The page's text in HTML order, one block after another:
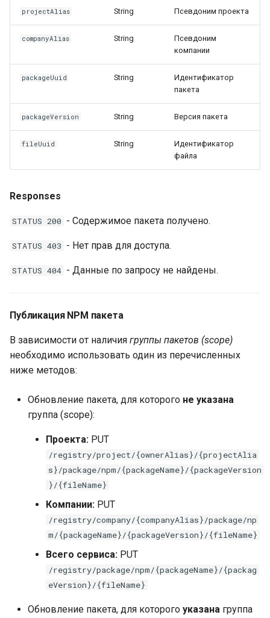
projectAlias String Псевдоним проекта
companyAlias String
Псевдоним
компании
packageUuid String
Идентификатор
пакета
packageVersion String Версия пакета
fileUuid String
Идентификатор
файла
Responses
STATUS 200 - Содержимое пакета получено.
STATUS 403 - Нет прав для доступа.
STATUS 404 - Данные по запросу не найдены.
Публикация NPM пакета
В зависимости от наличия группы пакетов (scope)
необходимо использовать один из перечисленных
ниже методов:
Обновление пакета, для которого не указана
группа (scope):
Проекта: PUT
/registry/project/{ownerAlias}/{projectAlia
s}/package/npm/{packageName}/{packageVersion
}/{fileName}
Компании: PUT
/registry/company/{companyAlias}/package/np
m/{packageName}/{packageVersion}/{fileName}
Всего сервиса: PUT
/registry/package/npm/{packageName}/{packag
eVersion}/{fileName}
Обновление пакета, для которого указана группа